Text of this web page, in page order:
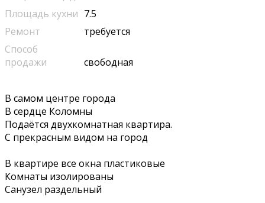
Площадь кухни 7.5
Ремонт
требуется
Способ
продажи
свободная
В самом центре города
В сердце Коломны
Подаётся двухкомнатная квартира.
С прекрасным видом на город
В квартире все окна пластиковые
Комнаты изолированы
Санузел раздельный